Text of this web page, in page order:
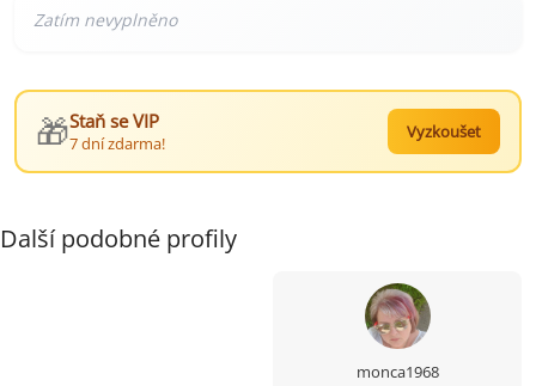
🎁Staň se VIP
7 dní zdarma!
Vyzkoušet
Další podobné profily
monca1968